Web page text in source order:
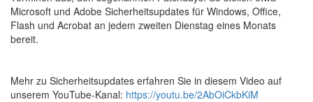
Microsoft und Adobe Sicherheitsupdates für Windows, Office,
Flash und Acrobat an jedem zweiten Dienstag eines Monats
bereit.
Mehr zu Sicherheitsupdates erfahren Sie in diesem Video auf
unserem YouTube-Kanal: https://youtu.be/2AbOiCkbKiM